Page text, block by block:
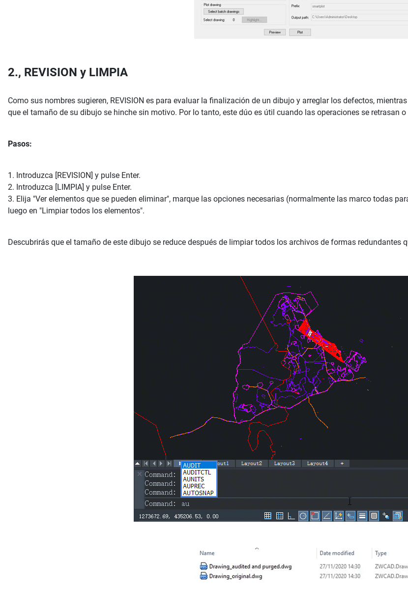
2., REVISION y LIMPIA
Como sus nombres sugieren, REVISION es para evaluar la finalización de un dibujo y arreglar los defectos,
que el tamaño de su dibujo se hinche sin motivo. Por lo tanto, este dúo es útil cuando las operaciones se retrasan
Pasos:
1. Introduzca [REVISION] y pulse Enter.
2. Introduzca [LIMPIA] y pulse Enter.
3. Elija "Ver elementos que se pueden eliminar", marque las opciones necesarias (normalmente las marco todas
luego en "Limpiar todos los elementos".
Descubrirás que el tamaño de este dibujo se reduce después de limpiar todos los archivos de formas redundantes